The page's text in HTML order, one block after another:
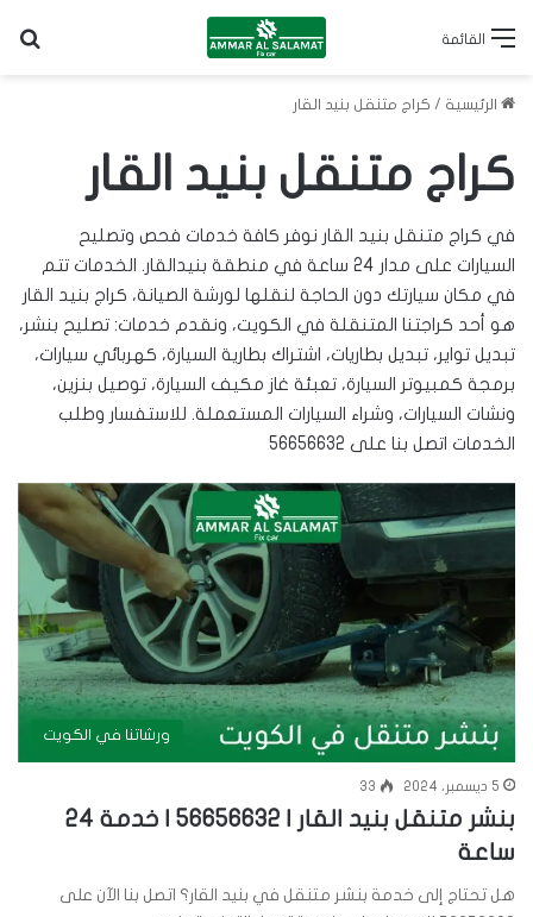
القائمة
الرئيسية / كراج متنقل بنيد القار
كراج متنقل بنيد القار
في كراج متنقل بنيد القار نوفر كافة خدمات فحص وتصليح
السيارات على مدار 24 ساعة في منطقة بنيدالقار. الخدمات تتم
في مكان سيارتك دون الحاجة لنقلها لورشة الصيانة، كراج بنيد القار
هو أحد كراجتنا المتنقلة في الكويت، ونقدم خدمات: تصليح بنشر،
تبديل تواير، تبديل بطاريات، اشتراك بطارية السيارة، كهربائي سيارات،
برمجة كمبيوتر السيارة، تعبئة غاز مكيف السيارة، توصيل بنزين،
ونشات السيارات، وشراء السيارات المستعملة. للاستفسار وطلب
الخدمات اتصل بنا على 56656632
ورشاتنا في الكويت
5 ديسمبر، 2024 33
بنشر متنقل بنيد القار | 56656632 | خدمة 24
ساعة
هل تحتاج إلى خدمة بنشر متنقل في بنيد القار؟ اتصل بنا الآن على